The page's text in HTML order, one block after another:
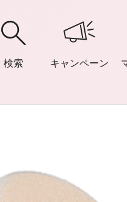
検索 キャンペーン